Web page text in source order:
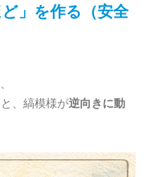
」を作る（安全
、縞模様が逆向きに動